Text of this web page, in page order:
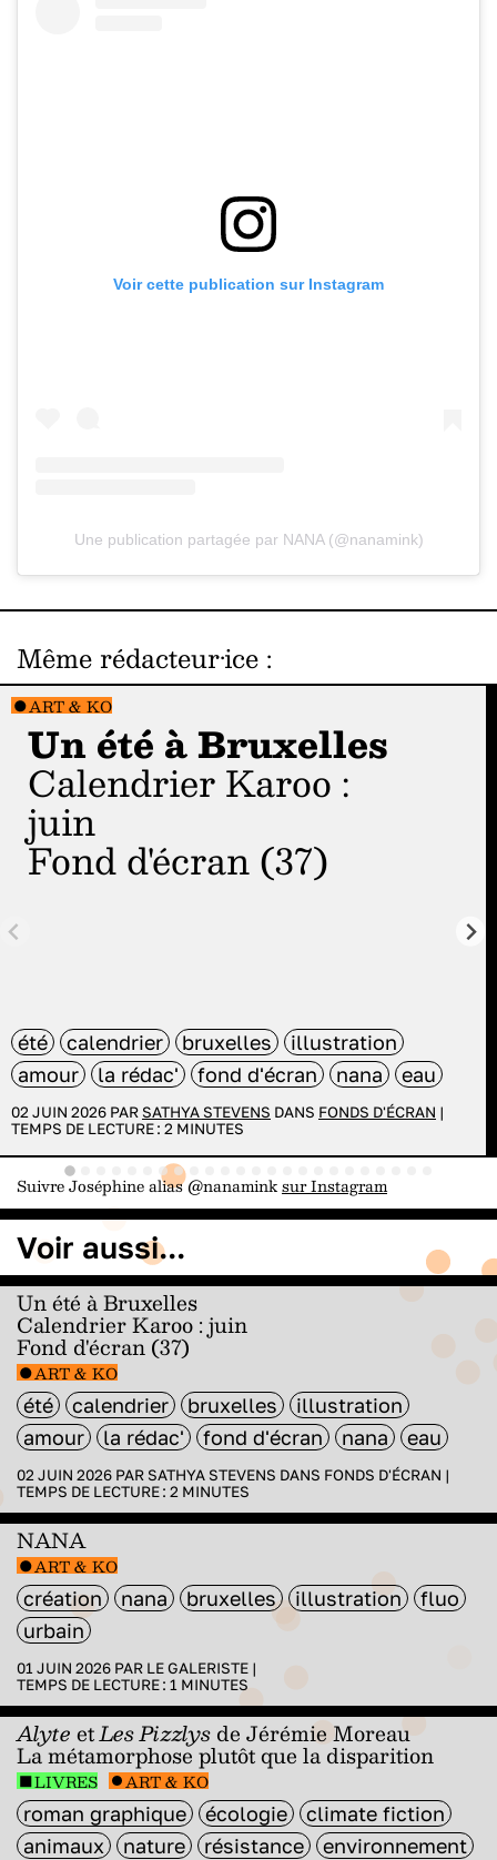
Voir cette publication sur Instagram
Une publication partagée par NANA (@nanamink)
Même rédacteur·ice :
ART & KO
Un été à Bruxelles
Calendrier Karoo :
juin
Fond d'écran (37)
été calendrier bruxelles
illustration
amour
la rédac' fond d'écran nana eau
02 JUIN 2026 PAR SATHYA STEVENS DANS FONDS D'ÉCRAN |
TEMPS DE LECTURE : 2 MINUTES
Suivre Joséphine alias @nanaminksur Instagram
Voir aussi...
Un été à Bruxelles
Calendrier Karoo : juin
Fond d'écran (37)
ART & KO
été calendrier bruxelles
illustration
amour
la rédac' fond d'écran nana eau
02 JUIN 2026 PAR SATHYA STEVENS DANS FONDS D'ÉCRAN |
TEMPS DE LECTURE : 2 MINUTES
NANA
ART & KO
création nana bruxelles illustration
fluo
urbain
01 JUIN 2026 PAR LE GALERISTE |
TEMPS DE LECTURE : 1 MINUTES
AlyteetLes Pizzlysde Jérémie Moreau
La métamorphose plutôt que la disparition
LIVRES ART & KO
roman graphique écologie
climate fiction
animaux
nature résistance
environnement